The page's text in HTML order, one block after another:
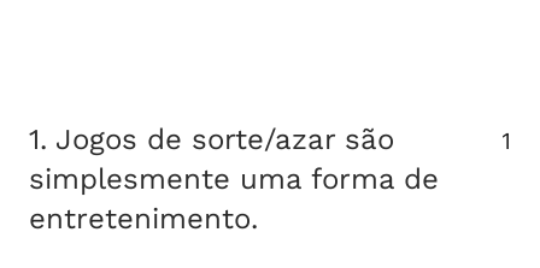
1. Jogos de sorte/azar são
simplesmente uma forma de
entretenimento.
1